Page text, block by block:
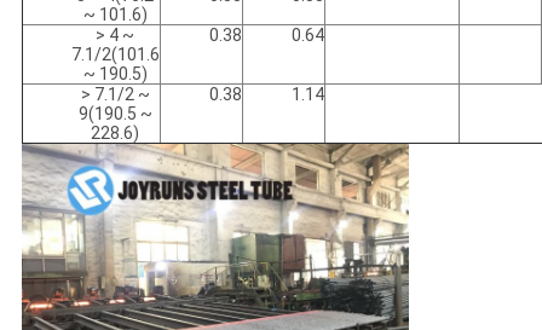
책
~ 101.6)
> 4 ~
7.1/2(101.6
~ 190.5)
0.38 0.64
> 7.1/2 ~
9(190.5 ~
228.6)
0.38 1.14